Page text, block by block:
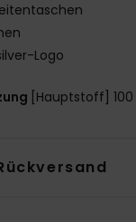
Logo
[Hauptstoff]